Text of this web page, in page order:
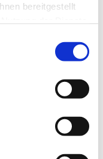
bereitgestellt